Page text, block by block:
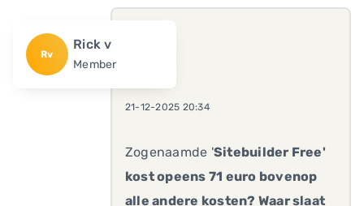
Rv
Rick v
Member
21-12-2025 20:34
Zogenaamde 'Sitebuilder Free'
kost opeens 71 euro bovenop
alle andere kosten? Waar slaat